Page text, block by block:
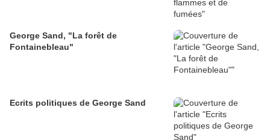
George Sand, "La forêt de
Fontainebleau"
Ecrits politiques de George Sand